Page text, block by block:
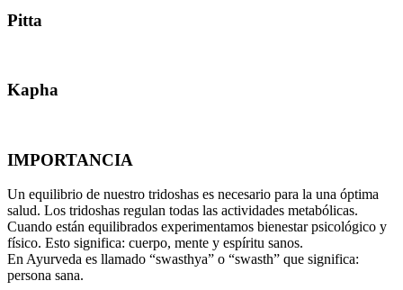
Pitta
Kapha
IMPORTANCIA
Un equilibrio de nuestro tridoshas es necesario para la una óptima
salud. Los tridoshas regulan todas las actividades metabólicas.
Cuando están equilibrados experimentamos bienestar psicológico y
físico. Esto significa: cuerpo, mente y espíritu sanos.
En Ayurveda es llamado “swasthya” o “swasth” que significa:
persona sana.